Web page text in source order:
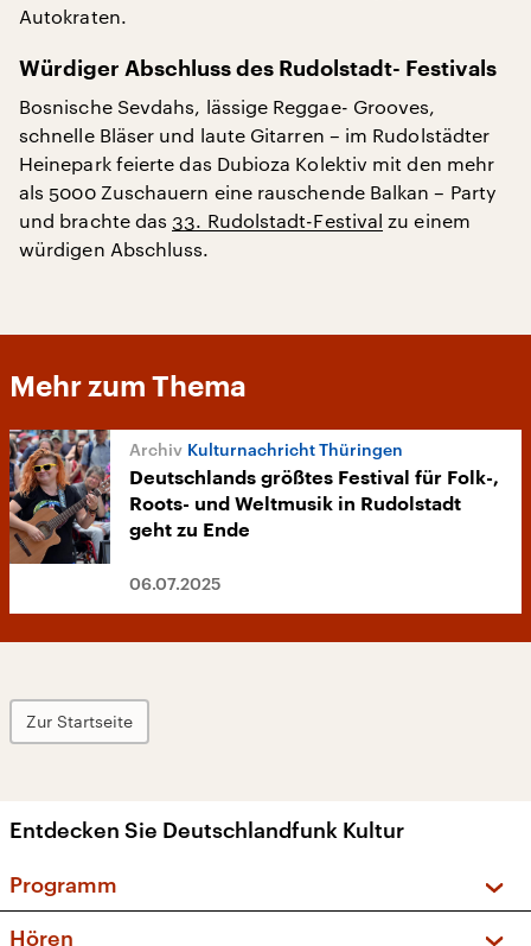
Autokraten.
Würdiger Abschluss des Rudolstadt- Festivals
Bosnische Sevdahs, lässige Reggae- Grooves,
schnelle Bläser und laute Gitarren – im Rudolstädter
Heinepark feierte das Dubioza Kolektiv mit den mehr
als 5000 Zuschauern eine rauschende Balkan – Party
und brachte das 33. Rudolstadt-Festival zu einem
würdigen Abschluss.
Mehr zum Thema
Kulturnachricht Thüringen
Deutschlands größtes Festival für Folk-,
Roots- und Weltmusik in Rudolstadt
geht zu Ende
06.07.2025
Zur Startseite
Entdecken Sie Deutschlandfunk Kultur
Programm
Hören